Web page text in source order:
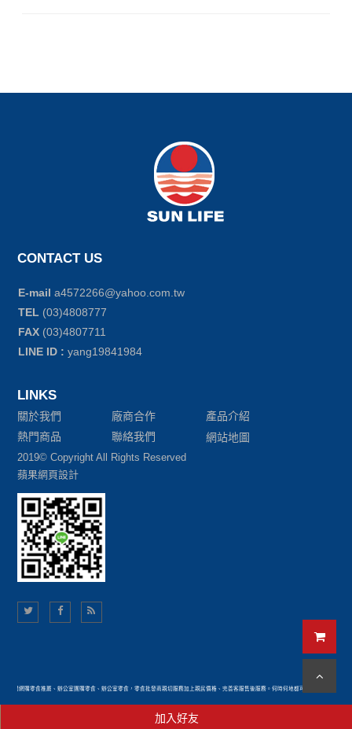
CONTACT US
E-maila4572266@yahoo.com.tw
TEL (03)4808777
FAX (03)4807711
LINE ID :yang19841984
LINKS
關於我們 廠商合作
產品介紹
熱門商品
聯絡我們 網站地圖
2019© Copyright All Rights Reserved
蘋果網頁設計
熱門網購零食推薦、辦公室團購零食、辦公室零食，零食批發商親切服務加上親民價格、完善客服售後服務。何時何地都可以輕鬆享用的各
加入好友